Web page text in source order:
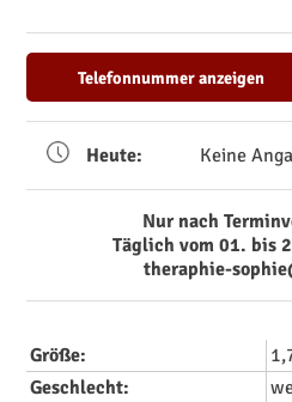
Telefonnummer anzeigen
Heute: Keine
Nur nach
Täglich vom 01. bis
theraphie-
Größe:
Geschlecht: